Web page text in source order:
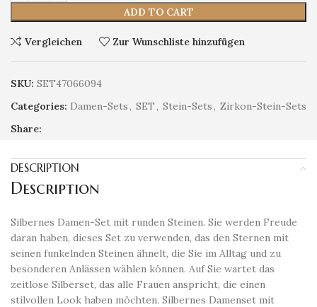
ADD TO CART
Vergleichen Zur Wunschliste hinzufügen
SKU: SET47066094
Categories: Damen-Sets, SET, Stein-Sets, Zirkon-Stein-Sets
Share:
DESCRIPTION
Description
Silbernes Damen-Set mit runden Steinen. Sie werden Freude
daran haben, dieses Set zu verwenden, das den Sternen mit
seinen funkelnden Steinen ähnelt, die Sie im Alltag und zu
besonderen Anlässen wählen können. Auf Sie wartet das
zeitlose Silberset, das alle Frauen anspricht, die einen
stilvollen Look haben möchten. Silbernes Damenset mit